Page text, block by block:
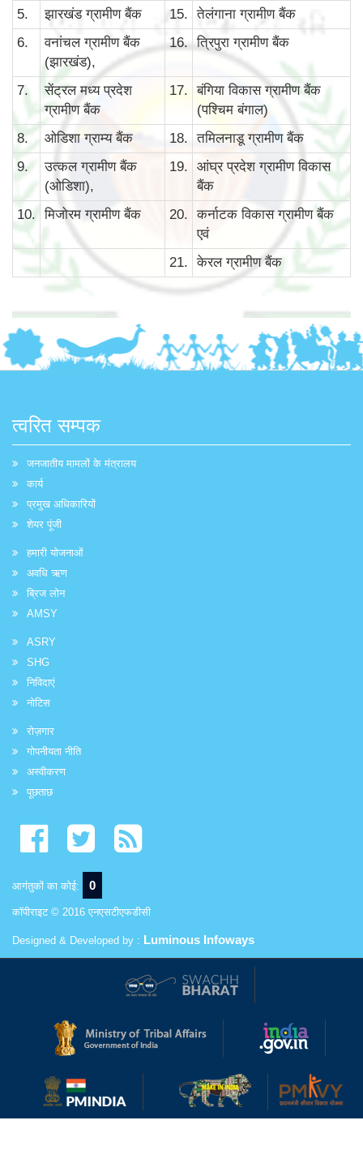
5. झारखंड ग्रामीण बैंक 15.
तेलंगाना ग्रामीण बैंक
6.
वनांचल ग्रामीण बैंक
(झारखंड),
16. त्रिपुरा ग्रामीण बैंक
7.
सेंट्रल मध्य प्रदेश
ग्रामीण बैंक
17.
बंगिया विकास ग्रामीण बैंक
(पश्चिम बंगाल)
8.
ओडिशा ग्राम्य बैंक 18.
तमिलनाडू ग्रामीण बैंक
9.
उत्कल ग्रामीण बैंक
(ओडिशा),
19.
आंघ्र प्रदेश ग्रामीण विकास
बैंक
10.
मिजोरम ग्रामीण बैंक 20.
कर्नाटक विकास ग्रामीण बैंक
एवं
21.
केरल ग्रामीण बैंक
त्वरित सम्पक
जनजातीय मामलों के मंत्रालय
कार्य
प्रमुख अधिकारियों
शेयर पूंजी
हमारी योजनाओं
अवधि ऋण
ब्रिज लोन
AMSY
ASRY
SHG
निविदाएं
नोटिस
रोज़गार
गोपनीयता नीति
अस्वीकरण
पूछताछ
आगंतुकों का कोई: 0
कॉपीराइट © 2016 एनएसटीएफडीसी
Designed & Developed by : Luminous Infoways